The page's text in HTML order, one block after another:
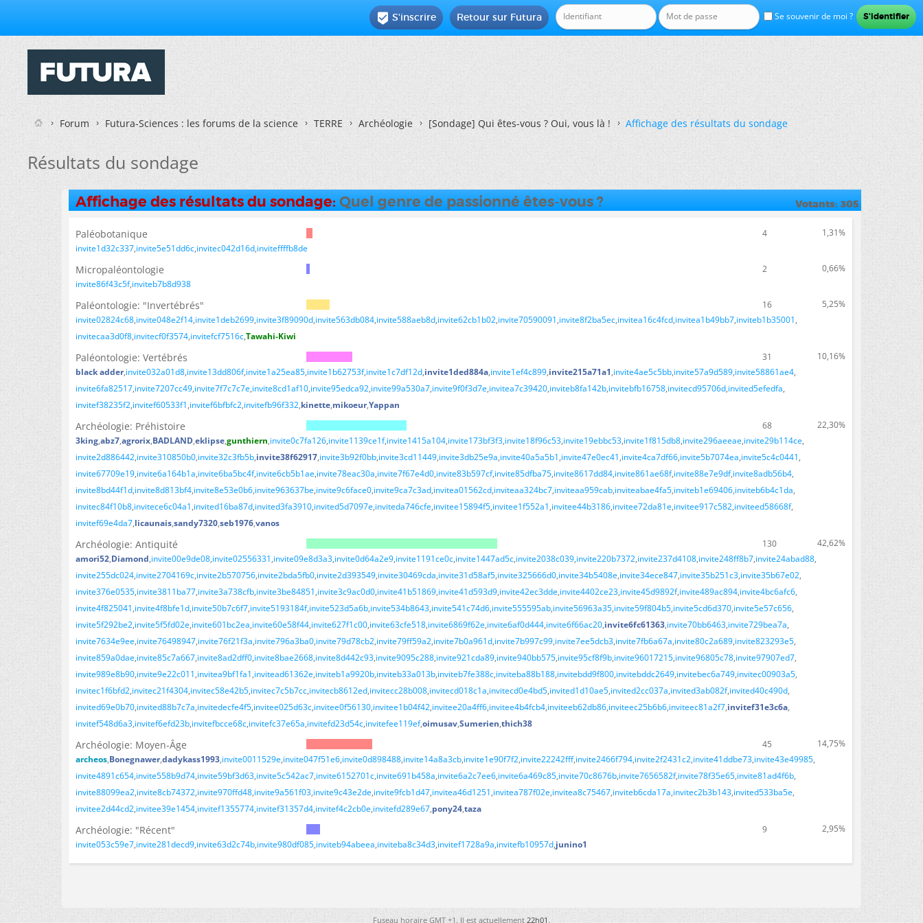
Se souvenir de moi ?
Retour sur Futura
 S'inscrire
Forum Futura-Sciences : les forums de la science TERRE Archéologie [Sondage] Qui êtes-vous ? Oui, vous là ! Affichage des résultats du sondage
Résultats du sondage
Affichage des résultats du sondage:Quel genre de passionné êtes-vous ? Votants 305.
Paléobotanique 4
1,31%
invite1d32c337 invite5e51dd6c invitec042d16d inviteffffb8de
Micropaléontologie 2
0,66%
invite86f43c5f inviteb7b8d938
Paléontologie: "Invertébrés" 16
5,25%
invite02824c68 invite048e2f14 invite1deb2699 invite3f89090d invite563db084 invite588aeb8d invite62cb1b02 invite70590091 invite8f2ba5ec invitea16c4fcd invitea1b49bb7 inviteb1b35001
invitecaa3d0f8 invitecf0f3574 invitefcf7516cTawahi-Kiwi
Paléontologie: Vertébrés 31
10,16%
black adder invite032a01d8 invite13dd806f invite1a25ea85 invite1b62753f invite1c7df12d invite1ded884a invite1ef4c899 invite215a71a1 invite4ae5c5bb invite57a9d589 invite58861ae4
invite6fa82517 invite7207cc49 invite7f7c7c7e invite8cd1af10 invite95edca92 invite99a530a7 invite9f0f3d7e invitea7c39420 inviteb8fa142b invitebfb16758 invitecd95706d invited5efedfa
invitef38235f2 invitef60533f1 invitef6bfbfc2 invitefb96f332 kinette mikoeurYappan
Archéologie: Préhistoire 68
22,30%
3kingabz7agrorix BADLANDeklipsegunthiern invite0c7fa126 invite1139ce1f invite1415a104 invite173bf3f3 invite18f96c53 invite19ebbc53 invite1f815db8 invite296aeeae invite29b114ce
invite2d886442 invite310850b0 invite32c3fb5b invite38f62917 invite3b92f0bb invite3cd11449 invite3db25e9a invite40a5a5b1 invite47e0ec41 invite4ca7df66 invite5b7074ea invite5c4c0441
invite67709e19 invite6a164b1a invite6ba5bc4f invite6cb5b1ae invite78eac30a invite7f67e4d0 invite83b597cf invite85dfba75 invite8617dd84 invite861ae68f invite88e7e9df invite8adb56b4
invite8bd44f1d invite8d813bf4 invite8e53e0b6 invite963637be invite9c6face0 invite9ca7c3ad invitea01562cd inviteaa324bc7 inviteaa959cab inviteabae4fa5 inviteb1e69406 inviteb6b4c1da
invitec84f10b8 invitece6c04a1 invited16ba87d invited3fa3910 invited5d7097e inviteda746cfe invitee15894f5 invitee1f552a1 invitee44b3186 invitee72da81e invitee917c582 inviteed58668f
invitef69e4da7 licaunaissandy7320seb1976vanos
Archéologie: Antiquité 130
42,62%
amori52 Diamond invite00e9de08 invite02556331 invite09e8d3a3 invite0d64a2e9 invite1191ce0c invite1447ad5c invite2038c039 invite220b7372 invite237d4108 invite248ff8b7 invite24abad88
invite255dc024 invite2704169c invite2b570756 invite2bda5fb0 invite2d393549 invite30469cda invite31d58af5 invite325666d0 invite34b5408e invite34ece847 invite35b251c3 invite35b67e02
invite376e0535 invite3811ba77 invite3a738cfb invite3be84851 invite3c9ac0d0 invite41b51869 invite41d593d9 invite42ec3dde invite4402ce23 invite45d9892f invite489ac894 invite4bc6afc6
invite4f825041 invite4f8bfe1d invite50b7c6f7 invite5193184f invite523d5a6b invite534b8643 invite541c74d6 invite555595ab invite56963a35 invite59f804b5 invite5cd6d370 invite5e57c656
invite5f292be2 invite5f5fd02e invite601bc2ea invite60e58f44 invite627f1c00 invite63cfe518 invite6869f62e invite6af0d444 invite6f66ac20 invite6fc61363 invite70bb6463 invite729bea7a
invite7634e9ee invite76498947 invite76f21f3a invite796a3ba0 invite79d78cb2 invite79ff59a2 invite7b0a961d invite7b997c99 invite7ee5dcb3 invite7fb6a67a invite80c2a689 invite823293e5
invite859a0dae invite85c7a667 invite8ad2dff0 invite8bae2668 invite8d442c93 invite9095c288 invite921cda89 invite940bb575 invite95cf8f9b invite96017215 invite96805c78 invite97907ed7
invite989e8b90 invite9e22c011 invitea9bf1fa1 invitead61362e inviteb1a9920b inviteb33a013b inviteb7fe388c inviteba88b188 invitebdd9f800 invitebddc2649 invitebec6a749 invitec00903a5
invitec1f6bfd2 invitec21f4304 invitec58e42b5 invitec7c5b7cc invitecb8612ed invitecc28b008 invitecd018c1a invitecd0e4bd5 invited1d10ae5 invited2cc037a invited3ab082f invited40c490d
invited69e0b70 invited88b7c7a invitedecfe4f5 invitee025d63c invitee0f56130 invitee1b04f42 invitee20a4ff6 invitee4b4fcb4 inviteeb62db86 inviteec25b6b6 inviteec81a2f7 invitef31e3c6a
invitef548d6a3 invitef6efd23b invitefbcce68c invitefc37e65a invitefd23d54c invitefee119efoimusavSumerien thich38
Archéologie: Moyen-Âge 45
14,75%
archeos Bonegnawerdadykass1993 invite0011529e invite047f51e6 invite0d898488 invite14a8a3cb invite1e90f7f2 invite22242fff invite2466f794 invite2f2431c2 invite41ddbe73 invite43e49985
invite4891c654 invite558b9d74 invite59bf3d63 invite5c542ac7 invite6152701c invite691b458a invite6a2c7ee6 invite6a469c85 invite70c8676b invite7656582f invite78f35e65 invite81ad4f6b
invite88099ea2 invite8cb74372 invite970ffd48 invite9a561f03 invite9c43e2de invite9fcb1d47 invitea46d1251 invitea787f02e invitea8c75467 inviteb6cda17a invitec2b3b143 invited533ba5e
invitee2d44cd2 invitee39e1454 invitef1355774 invitef31357d4 invitef4c2cb0e invitefd289e67 pony24taza
Archéologie: "Récent" 9
2,95%
invite053c59e7 invite281decd9 invite63d2c74b invite980df085 inviteb94abeea inviteba8c34d3 invitef1728a9a invitefb10957d junino1
Fuseau horaire GMT +1. Il est actuellement22h01.